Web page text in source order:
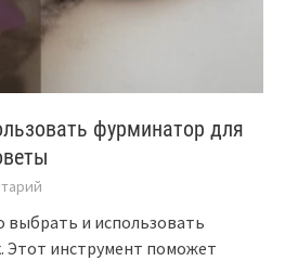
фурминатор для
выбрать и использовать
Этот инструмент поможет